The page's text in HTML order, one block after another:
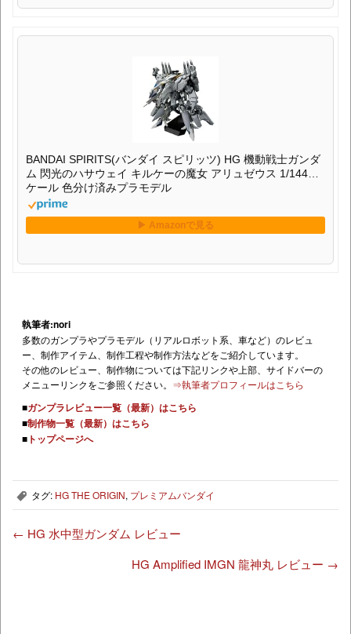
BANDAI SPIRITS(バンダイ スピリッツ) HG 機動戦士ガンダ
ム 閃光のハサウェイ キルケーの魔女 アリュゼウス 1/144ス
ケール 色分け済みプラモデル
執筆者:nori
多数のガンプラやプラモデル（リアルロボット系、車など）のレビュ
ー、制作アイテム、制作工程や制作方法などをご紹介しています。
その他のレビュー、制作物については下記リンクや上部、サイドバーの
メニューリンクをご参照ください。 ⇒執筆者プロフィールはこちら
■ガンプラレビュー一覧（最新）はこちら
■制作物一覧（最新）はこちら
■ トップページへ
, タグ: HG THE ORIGIN, プレミアムバンダイ
← HG 水中型ガンダム レビュー
HG Amplified IMGN 龍神丸 レビュー →